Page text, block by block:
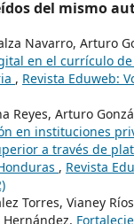
del mismo
Navarro, Arturo
en el currículo de
, Revista Eduweb:
Reyes, Arturo
en instituciones
a través de
, Revista
Torres, Vianey
Hernández,